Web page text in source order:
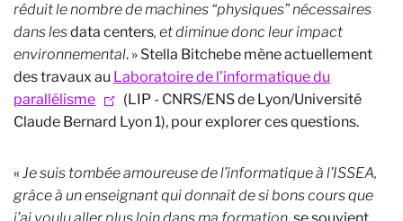
réduit le nombre de machines “physiques” nécessaires
dans lesdata centers, et diminue donc leur impact
environnemental. » Stella Bitchebe mène actuellement
des travaux au Laboratoire de l’informatique du
parallélisme
(LIP - CNRS/ENS de Lyon/Université
Claude Bernard Lyon 1), pour explorer ces questions.
«Je suis tombée amoureuse de l’informatique à l’ISSEA,
grâce à un enseignant qui donnait de si bons cours que